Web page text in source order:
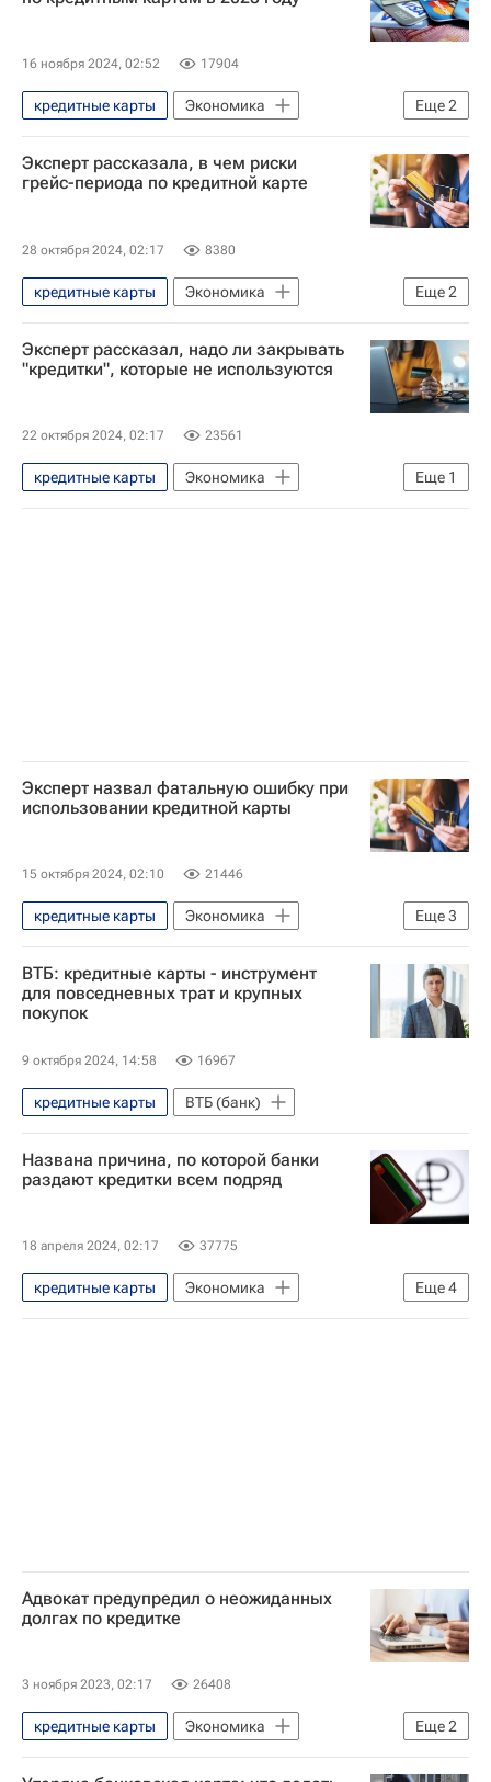
16 ноября 2024, 02:52 17904
Еще2
кредитные карты
Экономика
Центральный Банк РФ (ЦБ РФ)
Кредиты
Эксперт рассказала, в чем риски
грейс-периода по кредитной карте
28 октября 2024, 02:17 8380
Еще2
кредитные карты
Экономика
Россия
Ольга Дайнеко
Эксперт рассказал, надо ли закрывать
"кредитки", которые не используются
22 октября 2024, 02:17 23561
Еще 1
кредитные карты
Экономика
Россия
Эксперт назвал фатальную ошибку при
использовании кредитной карты
15 октября 2024, 02:10 21446
Еще3
кредитные карты
Экономика
Деньги
Банки
Высшая школа экономики (ВШЭ)
ВТБ: кредитные карты - инструмент
для повседневных трат и крупных
покупок
9 октября 2024, 14:58 16967
кредитные карты ВТБ (банк)
Названа причина, по которой банки
раздают кредитки всем подряд
18 апреля 2024, 02:17 37775
Еще4
кредитные карты
Экономика
Андрей Сироткин
Синергия
Адвокат предупредил о неожиданных
долгах по кредитке
3 ноября 2023, 02:17 26408
Еще2
кредитные карты
Экономика
Россия
Кирилл Данилов